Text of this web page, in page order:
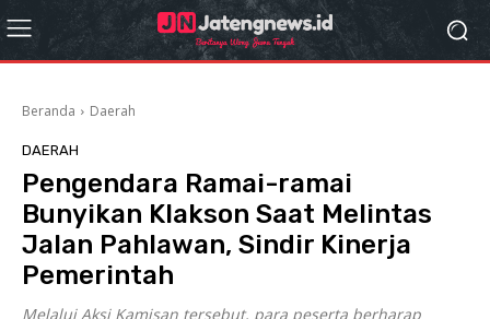
Beranda Daerah
DAERAH
Pengendara Ramai-ramai
Bunyikan Klakson Saat Melintas
Jalan Pahlawan, Sindir Kinerja
Pemerintah
Melalui Aksi Kamisan tersebut, para peserta berharap